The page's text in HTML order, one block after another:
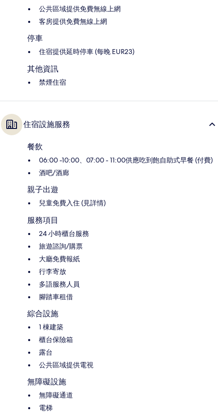
公共區域提供免費無線上網
客房提供免費無線上網
停車
住宿提供延時停車 (每晚 EUR23)
其他資訊
禁煙住宿
住宿設施服務
餐飲
06:00 -10:00、07:00 - 11:00供應吃到飽自助式早餐 (付費)
酒吧/酒廊
親子出遊
兒童免費入住 (見詳情)
服務項目
24 小時櫃台服務
旅遊諮詢/購票
大廳免費報紙
行李寄放
多語服務人員
腳踏車租借
綜合設施
1 棟建築
櫃台保險箱
露台
公共區域提供電視
無障礙設施
無障礙通道
電梯